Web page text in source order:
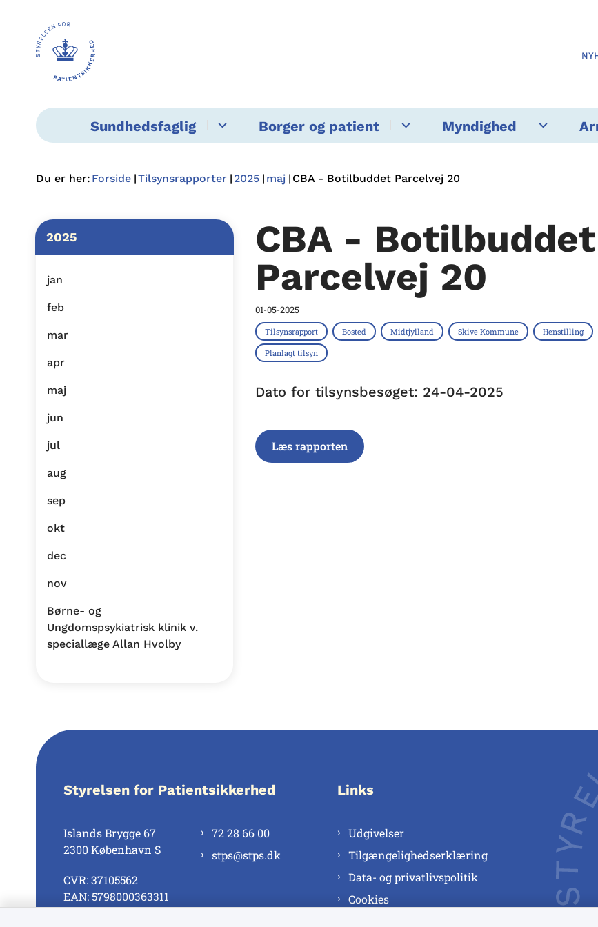
Sundhedsfaglig Borger og patient Myndighed
Du er her: Forside Tilsynsrapporter 2025 maj CBA - Botilbuddet Parcelvej 20
2025
jan
feb
mar
apr
maj
jun
jul
aug
sep
okt
dec
nov
Børne- og
Ungdomspsykiatrisk klinik v.
speciallæge Allan Hvolby
CBA - Botilbuddet
Parcelvej 20
01-05-2025
Tilsynsrapport Bosted Midtjylland Skive Kommune Henstilling
Planlagt tilsyn
Dato for tilsynsbesøget: 24-04-2025
Læs rapporten
Styrelsen for Patientsikkerhed
Islands Brygge 67
2300 København S
CVR: 37105562
EAN: 5798000363311
72 28 66 00
stps@stps.dk
Links
Udgivelser
Tilgængelighedserklæring
Data- og privatlivspolitik
Cookies